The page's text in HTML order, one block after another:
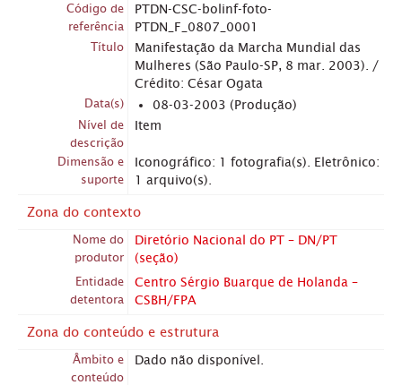
Código de
referência
PTDN-CSC-bolinf-foto-
PTDN_F_0807_0001
Título
Manifestação da Marcha Mundial das
Mulheres (São Paulo-SP, 8 mar. 2003). /
Crédito: César Ogata
Data(s) 08-03-2003 (Produção)
Nível de
descrição
Item
Dimensão e
suporte
Iconográfico: 1 fotografia(s). Eletrônico:
1 arquivo(s).
Zona do contexto
Nome do
produtor
Diretório Nacional do PT – DN/PT
(seção)
Entidade
detentora
Centro Sérgio Buarque de Holanda –
CSBH/FPA
Zona do conteúdo e estrutura
Âmbito e
conteúdo
Dado não disponível.